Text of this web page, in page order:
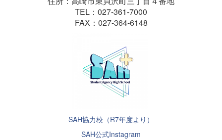
TEL：027-361-7000
FAX：027-364-6148
SAH協力校（R7年度より）
SAH公式Instagram